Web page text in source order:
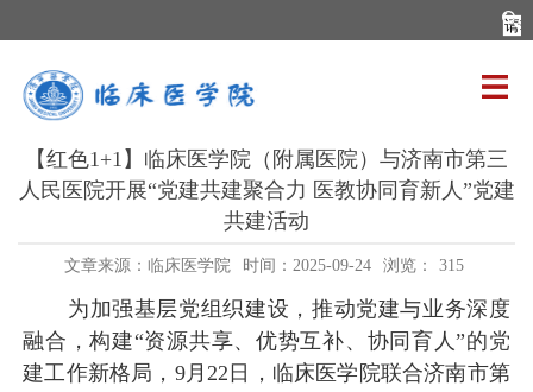
【红色1+1】临床医学院（附属医院）与济南市第三
人民医院开展“党建共建聚合力 医教协同育新人”党建
共建活动
文章来源：临床医学院 时间：2025-09-24 浏览： 315
为加强基层党组织建设，推动党建与业务深度
融合，构建“资源共享、优势互补、协同育人”的党
建工作新格局，9月22日，临床医学院联合济南市第